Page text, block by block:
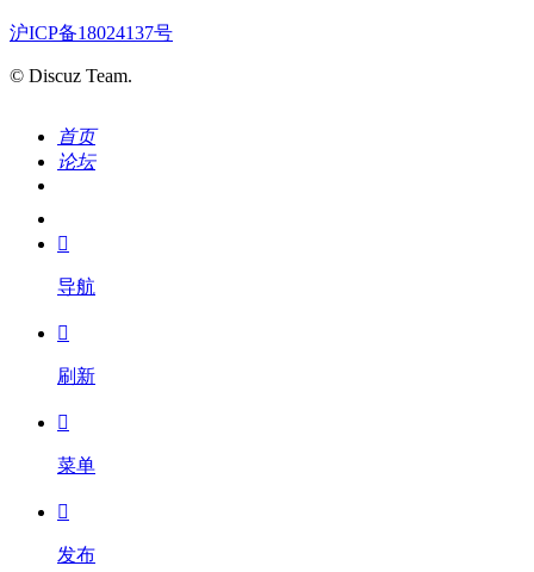
沪ICP备18024137号
© Discuz Team.
首页
论坛
我的

导航

刷新

菜单

发布